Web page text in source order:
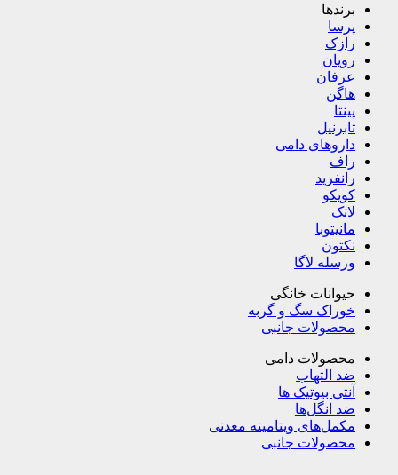
برندها
پرسا
رازک
رویان
عرفان
هاگن
پینتا
تابرنیل
داروهای دامی
راف
رانفرید
کویکو
لاتک
مانیتوبا
نکتون
ورسله لاگا
حیوانات خانگی
خوراک سگ و گربه
محصولات جانبی
محصولات دامی
ضد التهاب
آنتی بیوتیک ها
ضد انگل‌ها
مکمل‌های ویتامینه معدنی
محصولات جانبی